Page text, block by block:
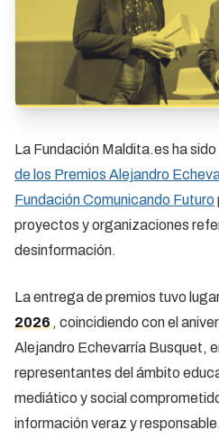
La Fundación Maldita.es ha
de los Premios Alejandro
Fundación Comunicando Futuro
proyectos y organizaciones
desinformación.
La entrega de premios tuvo
2026 , coincidiendo con el
Alejandro Echevarría Busquet,
representantes del ámbito
mediático y social
información veraz y responsable.